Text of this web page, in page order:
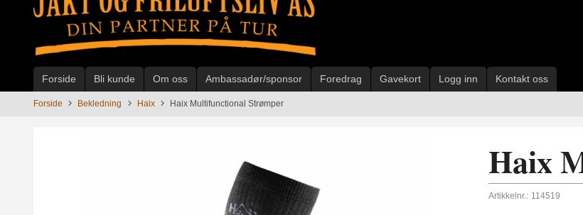
Forside Bli kunde Om oss Ambassadør/sponsor Foredrag Gavekort Logg inn Kontakt oss
Forside Bekledning Haix Haix Multifunctional Strømper
Haix
Artikkelnr.: 114519